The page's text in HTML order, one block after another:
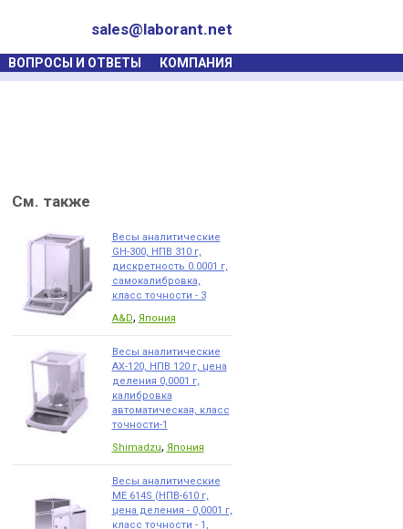
sales@laborant.net
ВОПРОСЫ И ОТВЕТЫ КОМПАНИЯ
См. также
Весы аналитические
GH-300, НПВ 310 г,
дискретность 0.0001 г,
самокалибровка,
класс точности - 3
A&D, Япония
Весы аналитические
AX-120, НПВ 120 г, цена
деления 0,0001 г,
калибровка
автоматическая, класс
точности-1
Shimadzu, Япония
Весы аналитические
МЕ 614S (НПВ-610 г,
цена деления - 0,0001 г,
класс точности - 1,